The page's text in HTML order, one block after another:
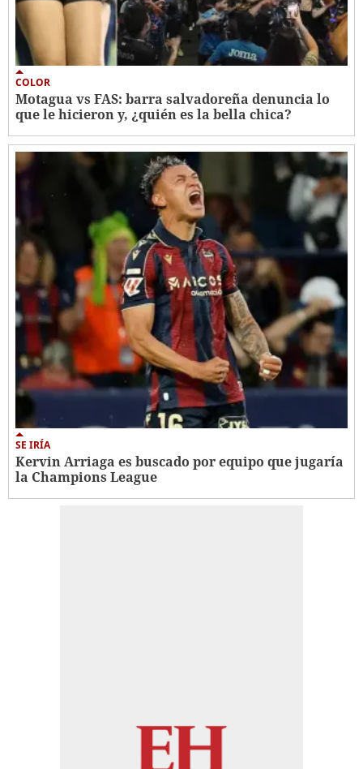
COLOR
Motagua vs FAS: barra salvadoreña denuncia lo
que le hicieron y, ¿quién es la bella chica?
SE IRÍA
Kervin Arriaga es buscado por equipo que jugaría
la Champions League